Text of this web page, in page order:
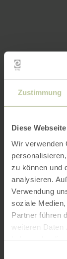
Zustimmung
Diese
Wir verwenden
zu können und
analysieren.
Verwendung
soziale
Partner führen
weiteren Daten